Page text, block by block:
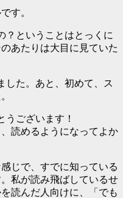
す。
？ということはとっくに
あたりは大目に見ていた
した。あと、初めて、ス
うございます！
読めるようになってよか
じで、すでに知っている
私が読み飛ばしているせ
読んだ人向けに、「でも